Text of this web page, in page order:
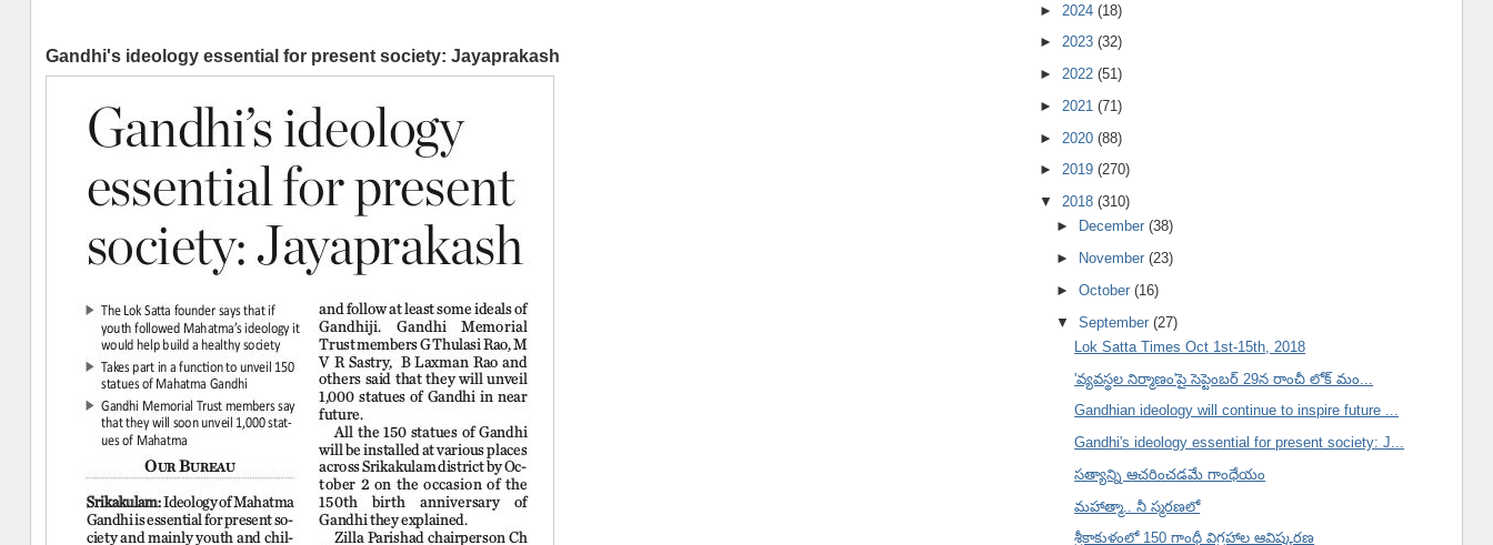
Gandhi's ideology essential for present society: Jayaprakash
► 2024 (18)
► 2023 (32)
► 2022 (51)
► 2021 (71)
► 2020 (88)
► 2019 (270)
▼ 2018 (310)
►
December(38)
►
November(23)
►October(16)
▼September(27)
Lok Satta Times Oct 1st-15th, 2018
'వ్యవస్థల నిర్మాణం'పై సెప్టెంబర్ 29న రాంచీ లోక్ మం...
Gandhian ideology will continue to inspire future ...
Gandhi's ideology essential for present society: J...
సత్యాన్ని ఆచరించడమే గాంధేయం
మహాత్మా.. నీ స్మరణలో
శ్రీకాకుళంలో 150 గాంధీ విగ్రహాల ఆవిష్కరణ